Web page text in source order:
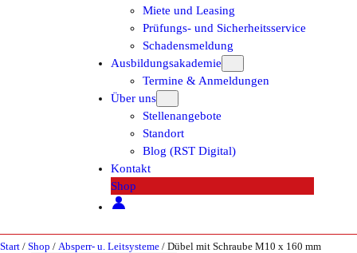
Miete und Leasing
Prüfungs- und Sicherheitsservice
Schadensmeldung
Ausbildungsakademie
Termine & Anmeldungen
Über uns
Stellenangebote
Standort
Blog (RST Digital)
Kontakt
Shop
Start / Shop / Absperr- u. Leitsysteme / Dübel mit Schraube M10 x 160 mm